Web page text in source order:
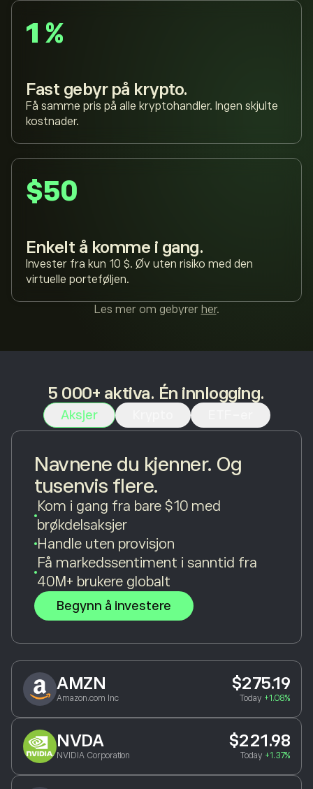
1 %
Fast gebyr på krypto.
Få samme pris på alle kryptohandler. Ingen skjulte
kostnader.
$50
Enkelt å komme i gang.
Invester fra kun 10 $. Øv uten risiko med den
virtuelle porteføljen.
Les mer om gebyrer her.
5 000+ aktiva. Én innlogging.
Aksjer
Navnene du kjenner. Og
tusenvis flere.
Kom i gang fra bare $10 med
brøkdelsaksjer
Handle uten provisjon
Få markedssentiment i sanntid fra
40M+ brukere globalt
Begynn å investere
AMZN
Amazon.com Inc
$275.19
Today +1.08%
NVDA
NVIDIA Corporation
$221.98
Today +1.37%